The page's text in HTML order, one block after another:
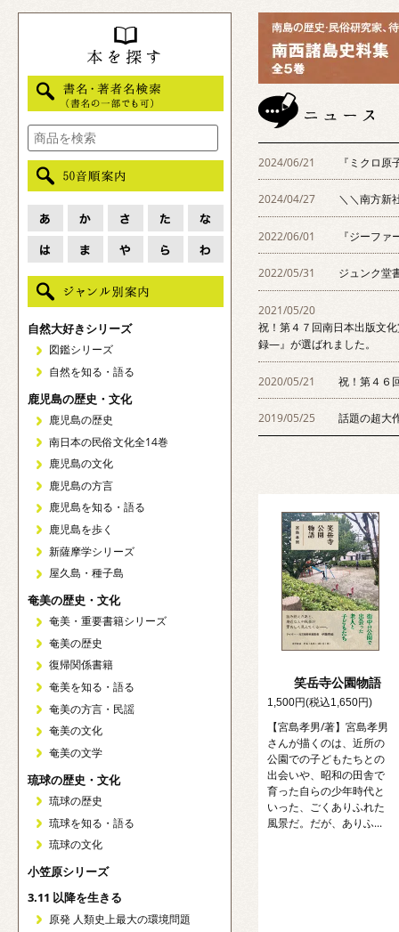
2024/06/21 『ミクロ
2024/04/27 ＼＼南方新
2022/06/01 『ジーフ
2022/05/31 ジュンク堂
2021/05/20
祝！第４７回南日本出版文
録―』が選ばれました。
2020/05/21 祝！第４６
2019/05/25 話題の超大
笑岳寺公園物語
1,500円(税込1,650円)
【宮島孝男/著】宮島孝男
さんが描くのは、近所の
公園での子どもたちとの
出会いや、昭和の田舎で
育った自らの少年時代と
いった、ごくありふれた
風景だ。だが、ありふ...
自然大好きシリーズ
図鑑シリーズ
自然を知る・語る
鹿児島の歴史・文化
鹿児島の歴史
南日本の民俗文化全14巻
鹿児島の文化
鹿児島の方言
鹿児島を知る・語る
鹿児島を歩く
新薩摩学シリーズ
屋久島・種子島
奄美の歴史・文化
奄美・重要書籍シリーズ
奄美の歴史
復帰関係書籍
奄美を知る・語る
奄美の方言・民謡
奄美の文化
奄美の文学
琉球の歴史・文化
琉球の歴史
琉球を知る・語る
琉球の文化
小笠原シリーズ
3.11 以降を生きる
原発 人類史上最大の環境問題